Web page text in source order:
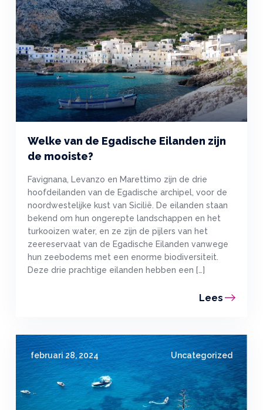
Welke van de Egadische Eilanden zijn
de mooiste?
Favignana, Levanzo en Marettimo zijn de drie
hoofdeilanden van de Egadische archipel, voor de
noordwestelijke kust van Sicilië. De eilanden staan
bekend om hun ongerepte landschappen en het
turkooizen water, en ze zijn de pijlers van het
zeereservaat van de Egadische Eilanden vanwege
hun zeebodems met een enorme biodiversiteit.
Deze drie prachtige eilanden hebben een […]
Lees
februari 28, 2024 Uncategorized